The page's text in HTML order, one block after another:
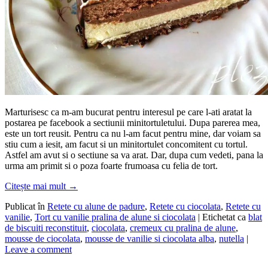
Marturisesc ca m-am bucurat pentru interesul pe care l-ati aratat la
postarea pe facebook a sectiunii minitortuletului. Dupa parerea mea,
este un tort reusit. Pentru ca nu l-am facut pentru mine, dar voiam sa
stiu cum a iesit, am facut si un minitortulet concomitent cu tortul.
Astfel am avut si o sectiune sa va arat. Dar, dupa cum vedeti, pana la
urma am primit si o poza foarte frumoasa cu felia de tort.
Citește mai mult →
Publicat în Retete cu alune de padure, Retete cu ciocolata, Retete cu
vanilie, Tort cu vanilie pralina de alune si ciocolata | Etichetat ca blat
de biscuiti reconstituit, ciocolata, cremeux cu pralina de alune,
mousse de ciocolata, mousse de vanilie si ciocolata alba, nutella |
Leave a comment